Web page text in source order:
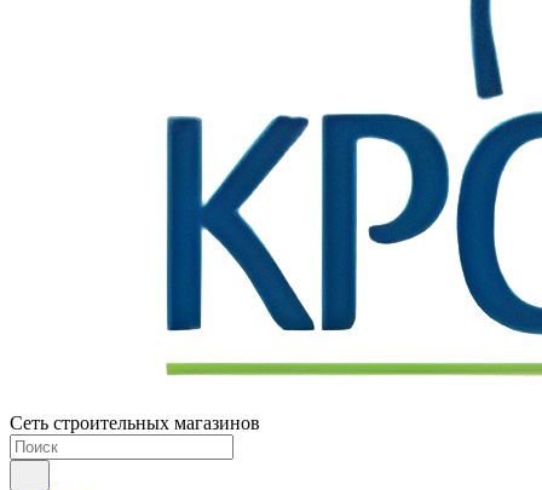
Сеть строительных магазинов